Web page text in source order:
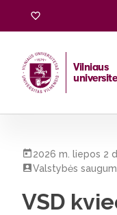
Vilniaus
2026 m. liepos 2 d.
Valstybės
VSD